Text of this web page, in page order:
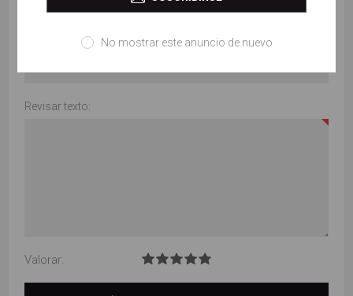
Solo los usuarios registrados pueden escribir comentarios
Título de la revisión:
Revisar texto:
Valorar:
No mostrar este anuncio de nuevo